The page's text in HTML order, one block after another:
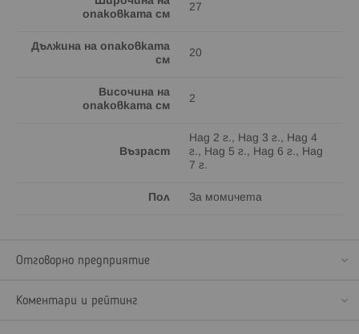
опаковката см
27
Дължина на опаковката
см
20
Височина на
опаковката см
2
Възраст
Над 2 г., Над 3 г., Над 4
г., Над 5 г., Над 6 г., Над
7 г.
Пол За момичета
Отговорно предприятие
Коментари и рейтинг